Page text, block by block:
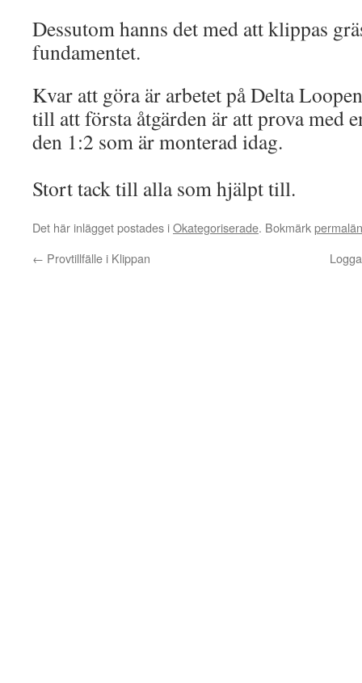
Dessutom hanns det med att klippas
fundamentet.
Kvar att göra är arbetet på Delta
till att första åtgärden är att prova med
den 1:2 som är monterad idag.
Stort tack till alla som hjälpt till.
Det här inlägget postades iOkategoriserade. Bokmärk
← Provtillfälle i Klippan